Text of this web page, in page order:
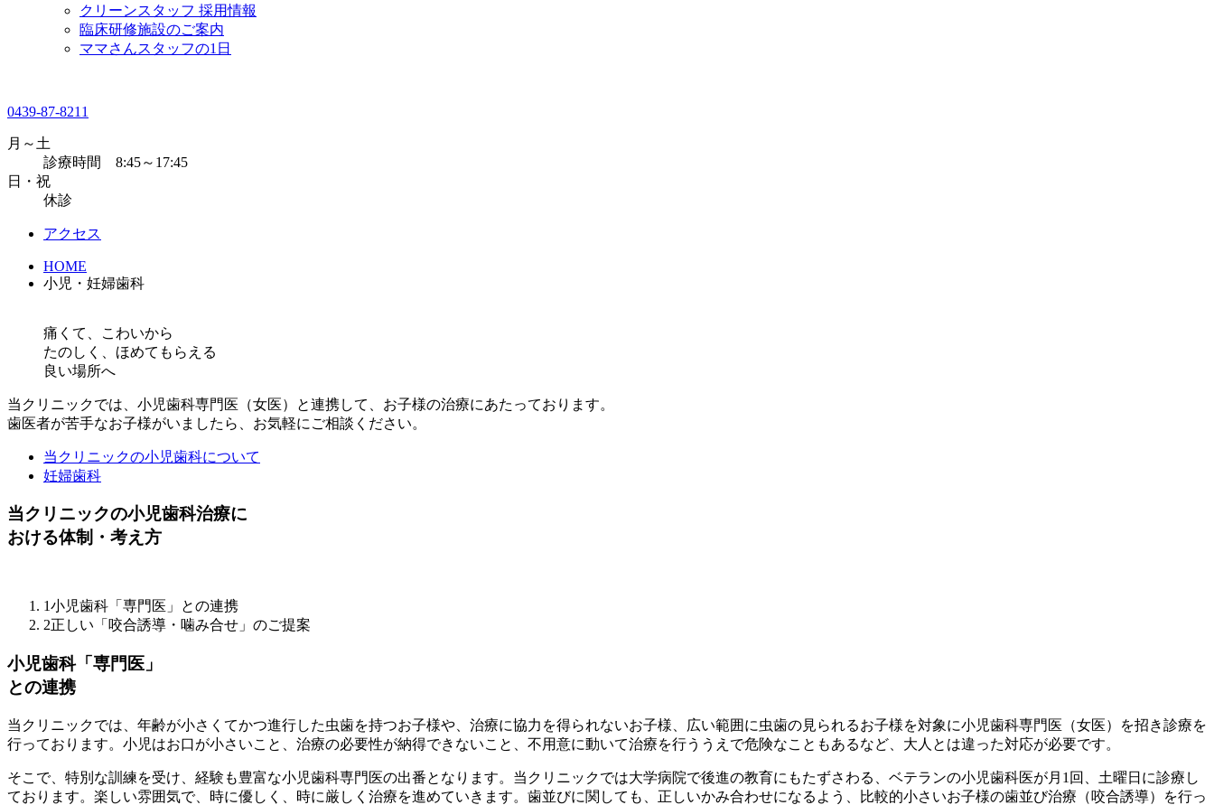
クリーンスタッフ 採用情報
臨床研修施設のご案内
ママさんスタッフの1日
0439-87-8211
月～土
診療時間 8:45～17:45
日・祝
休診
アクセス
HOME
小児・妊婦歯科
痛くて、こわいから
たのしく、ほめてもらえる
良い場所へ
当クリニックでは、小児歯科専門医（女医）と連携して、お子様の治療にあたっております。
歯医者が苦手なお子様がいましたら、お気軽にご相談ください。
当クリニックの小児歯科について
妊婦歯科
当クリニックの小児歯科治療に
おける体制・考え方
1小児歯科「専門医」との連携
2正しい「咬合誘導・噛み合せ」のご提案
小児歯科「専門医」
との連携
当クリニックでは、年齢が小さくてかつ進行した虫歯を持つお子様や、治療に協力を得られないお子様、広い範囲に虫歯の見られるお子様を対象に小児歯科専門医（女医）を招き診療を
行っております。小児はお口が小さいこと、治療の必要性が納得できないこと、不用意に動いて治療を行ううえで危険なこともあるなど、大人とは違った対応が必要です。
そこで、特別な訓練を受け、経験も豊富な小児歯科専門医の出番となります。当クリニックでは大学病院で後進の教育にもたずさわる、ベテランの小児歯科医が月1回、土曜日に診療し
ております。楽しい雰囲気で、時に優しく、時に厳しく治療を進めていきます。歯並びに関しても、正しいかみ合わせになるよう、比較的小さいお子様の歯並び治療（咬合誘導）を行っ